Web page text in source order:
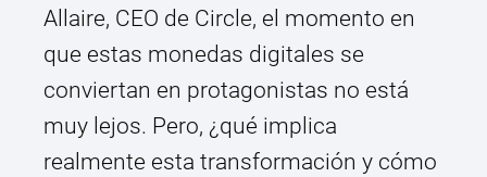
Allaire, CEO de Circle, el momento en
que estas monedas digitales se
conviertan en protagonistas no está
muy lejos. Pero, ¿qué implica
realmente esta transformación y cómo